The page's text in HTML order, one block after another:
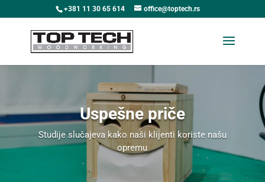
+381 11 30 65 614 office@toptech.rs
Uspešne priče
Studije slučajeva kako naši klijenti koriste našu
opremu